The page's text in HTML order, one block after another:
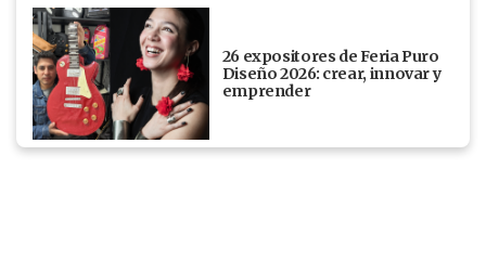
26 expositores de Feria Puro
Diseño 2026: crear, innovar y
emprender